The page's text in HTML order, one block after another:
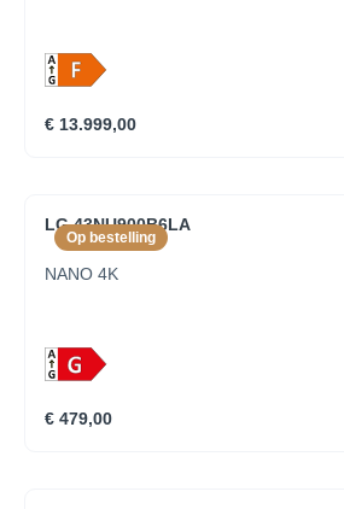
€ 13.999,00
Op bestelling
LG 43NU900B6LA
NANO 4K
€ 479,00